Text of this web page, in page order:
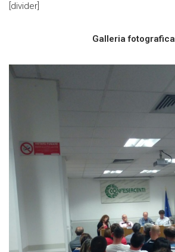
[divider]
Galleria fotografica